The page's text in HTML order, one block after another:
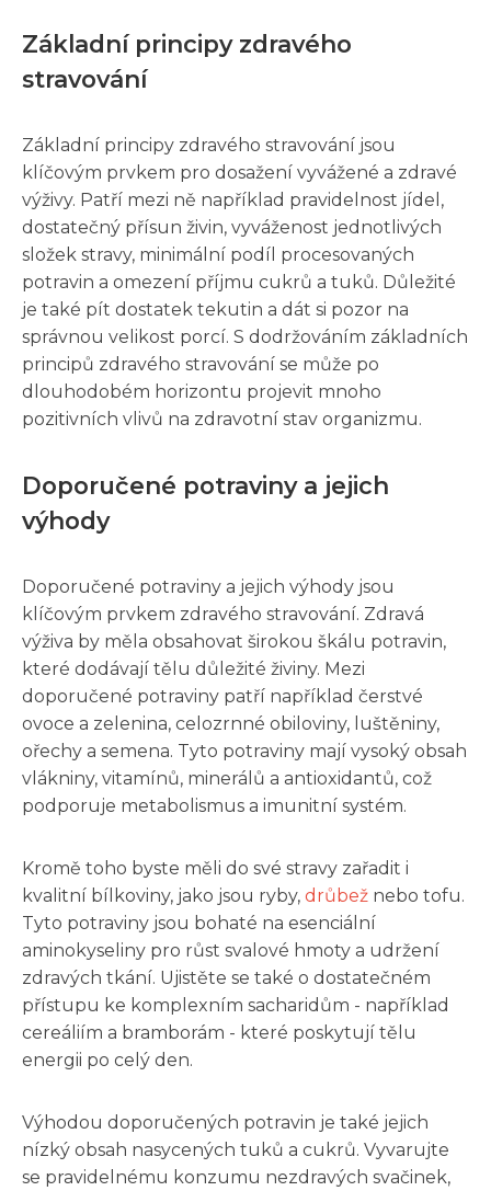
Základní principy zdravého
stravování
Základní principy zdravého stravování jsou
klíčovým prvkem pro dosažení vyvážené a zdravé
výživy. Patří mezi ně například pravidelnost jídel,
dostatečný přísun živin, vyváženost jednotlivých
složek stravy, minimální podíl procesovaných
potravin a omezení příjmu cukrů a tuků. Důležité
je také pít dostatek tekutin a dát si pozor na
správnou velikost porcí. S dodržováním základních
principů zdravého stravování se může po
dlouhodobém horizontu projevit mnoho
pozitivních vlivů na zdravotní stav organizmu.
Doporučené potraviny a jejich
výhody
Doporučené potraviny a jejich výhody jsou
klíčovým prvkem zdravého stravování. Zdravá
výživa by měla obsahovat širokou škálu potravin,
které dodávají tělu důležité živiny. Mezi
doporučené potraviny patří například čerstvé
ovoce a zelenina, celozrnné obiloviny, luštěniny,
ořechy a semena. Tyto potraviny mají vysoký obsah
vlákniny, vitamínů, minerálů a antioxidantů, což
podporuje metabolismus a imunitní systém.
Kromě toho byste měli do své stravy zařadit i
kvalitní bílkoviny, jako jsou ryby, drůbež nebo tofu.
Tyto potraviny jsou bohaté na esenciální
aminokyseliny pro růst svalové hmoty a udržení
zdravých tkání. Ujistěte se také o dostatečném
přístupu ke komplexním sacharidům - například
cereáliím a bramborám - které poskytují tělu
energii po celý den.
Výhodou doporučených potravin je také jejich
nízký obsah nasycených tuků a cukrů. Vyvarujte
se pravidelnému konzumu nezdravých svačinek,